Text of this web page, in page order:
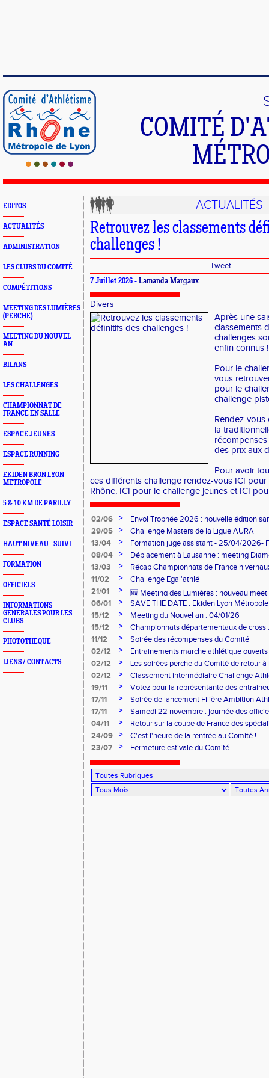
COMITÉ
EDITOS
ACTUALITÉS
ADMINISTRATION
LES CLUBS DU COMITÉ
COMPÉTITIONS
MEETING DES LUMIÈRES
(PERCHE)
MEETING DU NOUVEL
AN
BILANS
LES CHALLENGES
CHAMPIONNAT DE
FRANCE EN SALLE
ESPACE JEUNES
ESPACE RUNNING
EKIDEN BRON LYON
METROPOLE
5 & 10 KM DE PARILLY
ESPACE SANTÉ LOISIR
HAUT NIVEAU - SUIVI
FORMATION
OFFICIELS
INFORMATIONS
GÉNÉRALES POUR LES
CLUBS
PHOTOTHEQUE
LIENS / CONTACTS
ACTUALITÉS
Retrouvez les classements
challenges !
Tweet
7 Juillet 2026 - Lamanda Margaux
Divers
Après une
classements
challenges
enfin connus
Pour le
vous
pour le
challenge
Rendez-
la
des prix aux
Pour avoir
ces différents challenge rendez-vous ICI pour
Rhône, ICI pour le challenge jeunes et ICI
02/06 >
Envol Trophée 2026 : nouvelle édition
29/05
>
Challenge Masters de la Ligue AURA
13/04
>
Formation juge assistant - 25/04/2026-
08/04
>
Déplacement à Lausanne : meeting
Olympique
13/03 >
Récap Championnats de France
11/02
>
Challenge Egal'athlé
21/01
>
🆕 Meeting des Lumières : nouveau
06/01
>
SAVE THE DATE : Ekiden Lyon
28/03/26
15/12 >
Meeting du Nouvel an : 04/01/26
15/12
>
Championnats départementaux de cross
11/12
>
Soirée des récompenses du Comité
02/12
>
Entrainements marche athlétique
02/12
>
Les soirées perche du Comité de retour à
02/12
>
Classement intermédiaire Challenge
19/11
>
Votez pour la représentante des
17/11
>
Soirée de lancement Filière Ambition
17/11
>
Samedi 22 novembre : journée des
04/11
>
Retour sur la coupe de France des
24/09
>
C'est l'heure de la rentrée au Comité !
23/07
> Fermeture estivale du Comité